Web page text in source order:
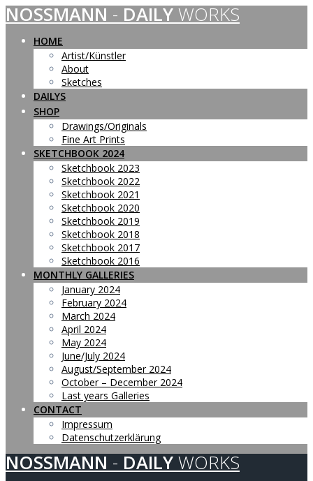
Skip
to
content
NOSSMANN - DAILY WORKS
HOME
Artist/Künstler
About
Sketches
DAILYS
SHOP
Drawings/Originals
Fine Art Prints
SKETCHBOOK 2024
Sketchbook 2023
Sketchbook 2022
Sketchbook 2021
Sketchbook 2020
Sketchbook 2019
Sketchbook 2018
Sketchbook 2017
Sketchbook 2016
MONTHLY GALLERIES
January 2024
February 2024
March 2024
April 2024
May 2024
June/July 2024
August/September 2024
October – December 2024
Last years Galleries
CONTACT
Impressum
Datenschutzerklärung
NOSSMANN - DAILY WORKS